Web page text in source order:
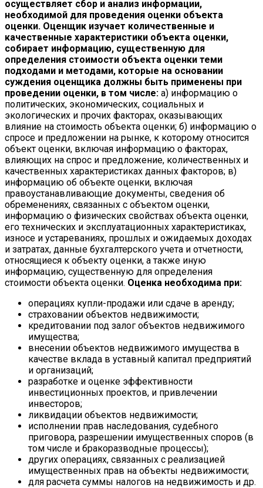
осуществляет сбор и анализ информации,
необходимой для проведения оценки объекта
оценки. Оценщик изучает количественные и
качественные характеристики объекта оценки,
собирает информацию, существенную для
определения стоимости объекта оценки теми
подходами и методами, которые на основании
суждения оценщика должны быть применены при
проведении оценки, в том числе: а) информацию о
политических, экономических, социальных и
экологических и прочих факторах, оказывающих
влияние на стоимость объекта оценки; б) информацию о
спросе и предложении на рынке, к которому относится
объект оценки, включая информацию о факторах,
влияющих на спрос и предложение, количественных и
качественных характеристиках данных факторов; в)
информацию об объекте оценки, включая
правоустанавливающие документы, сведения об
обременениях, связанных с объектом оценки,
информацию о физических свойствах объекта оценки,
его технических и эксплуатационных характеристиках,
износе и устареваниях, прошлых и ожидаемых доходах
и затратах, данные бухгалтерского учета и отчетности,
относящиеся к объекту оценки, а также иную
информацию, существенную для определения
стоимости объекта оценки. Оценка необходима при:
операциях купли-продажи или сдаче в аренду;
страховании объектов недвижимости;
кредитовании под залог объектов недвижимого
имущества;
внесении объектов недвижимого имущества в
качестве вклада в уставный капитал предприятий
и организаций;
разработке и оценке эффективности
инвестиционных проектов, и привлечении
инвесторов;
ликвидации объектов недвижимости;
исполнении прав наследования, судебного
приговора, разрешении имущественных споров (в
том числе и бракоразводные процессы);
других операциях, связанных с реализацией
имущественных прав на объекты недвижимости;
для расчета суммы налогов на недвижимость и др.